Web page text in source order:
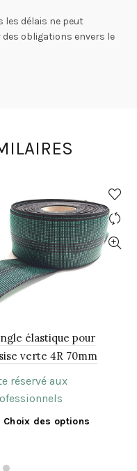
les délais ne peut
obligations envers le
élastique pour
verte 4R 70mm
réservé aux
Choix des options